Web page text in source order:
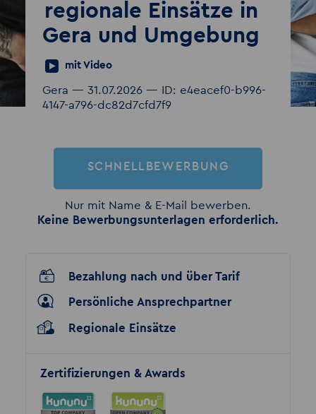
regionale Einsätze in
Gera und Umgebung
mit Video
Gera — 31.07.2026 — ID: e4eacef0-b996-
4147-a796-dc82d7cfd7f9
SCHNELLBEWERBUNG
Nur mit Name & E-Mail bewerben.
Keine Bewerbungsunterlagen erforderlich.
Bezahlung nach und über Tarif
Persönliche Ansprechpartner
Regionale Einsätze
Zertifizierungen & Awards